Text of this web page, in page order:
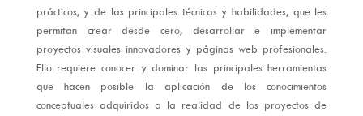
prácticos, y de las principales técnicas y habilidades, que les
permitan crear desde cero, desarrollar e implementar
proyectos visuales innovadores y páginas web profesionales.
Ello requiere conocer y dominar las principales herramientas
que hacen posible la aplicación de los conocimientos
conceptuales adquiridos a la realidad de los proyectos de